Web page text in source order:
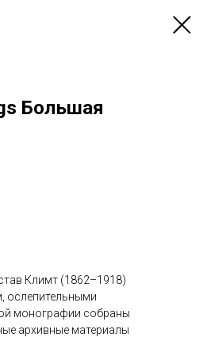
Большая
Климт (1862–1918)
ослепительными
монографии собраны
архивные материалы